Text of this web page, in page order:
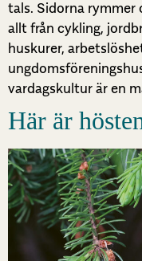
tals. Sidorna rymmer
allt från cykling,
huskurer,
vardagskultur är en
Här är